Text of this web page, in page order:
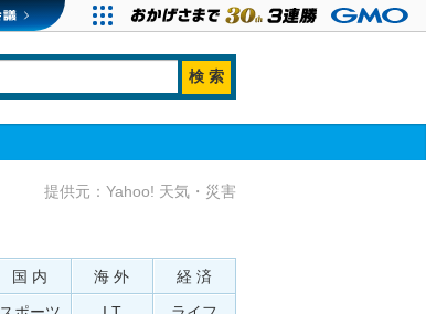
提供元：Yahoo! 天気・災害
国 内 海 外
経 済